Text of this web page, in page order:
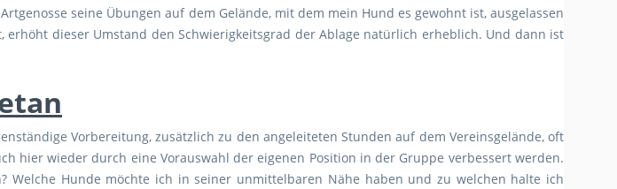
seine Übungen auf dem Gelände, mit dem mein Hund es gewohnt ist, ausgelassen
dieser Umstand den Schwierigkeitsgrad der Ablage natürlich erheblich. Und dann ist
Vorbereitung, zusätzlich zu den angeleiteten Stunden auf dem Vereinsgelände, oft
hier wieder durch eine Vorauswahl der eigenen Position in der Gruppe verbessert werden.
Welche Hunde möchte ich in seiner unmittelbaren Nähe haben und zu welchen halte ich